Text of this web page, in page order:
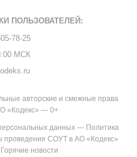
ПОЛЬЗОВАТЕЛЕЙ:
78-25
МСК
авторские и смежные права
«Кодекс» — 0+
данных— Политика
проведения СОУТ в АО «Кодекс»
Горячие новости